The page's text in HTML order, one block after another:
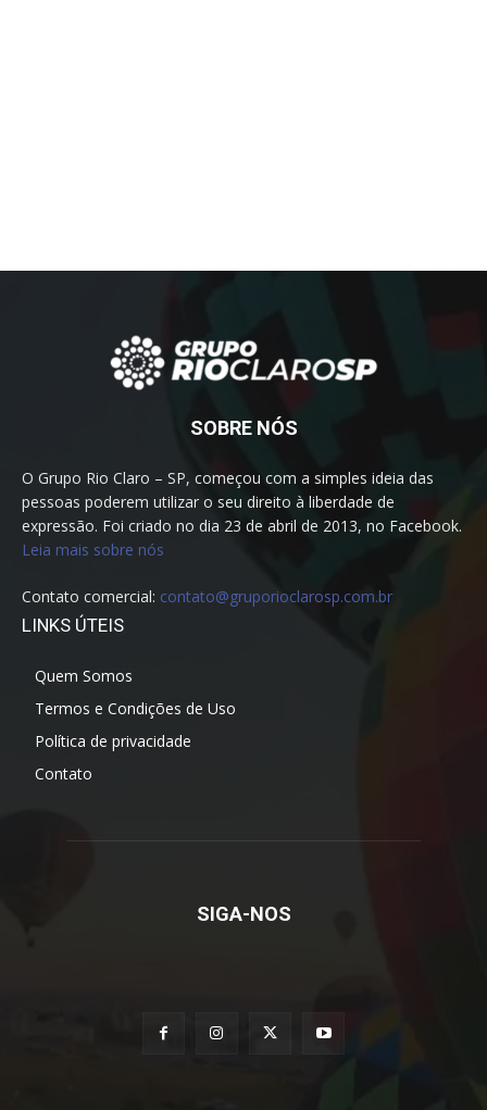
SOBRE NÓS
O Grupo Rio Claro – SP, começou com a simples ideia das
pessoas poderem utilizar o seu direito à liberdade de
expressão. Foi criado no dia 23 de abril de 2013, no Facebook.
Leia mais sobre nós
Contato comercial: contato@gruporioclarosp.com.br
LINKS ÚTEIS
Quem Somos
Termos e Condições de Uso
Política de privacidade
Contato
SIGA-NOS